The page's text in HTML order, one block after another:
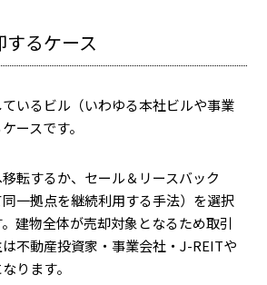
するケース
いるビル（いわゆる本社ビルや事業
ースです。
転するか、セール＆リースバック
同一拠点を継続利用する手法）を選択
建物全体が売却対象となるため取引
不動産投資家・事業会社・J-REITや
ります。